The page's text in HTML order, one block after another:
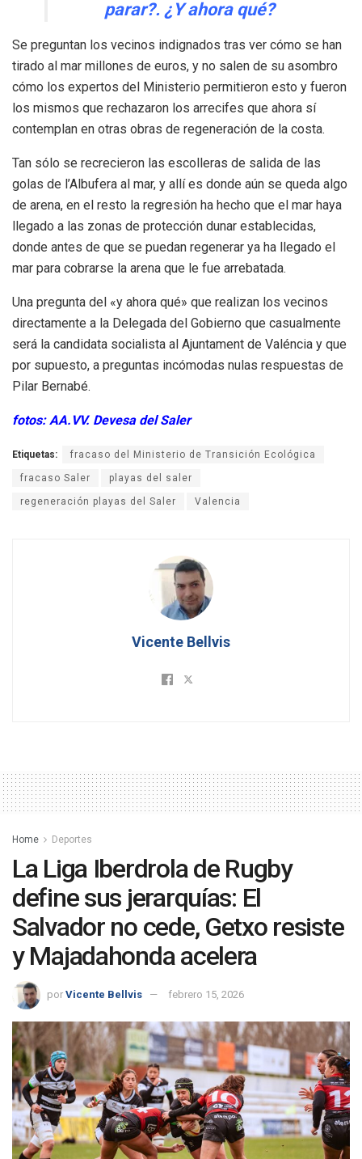
parar?. ¿Y ahora qué?
Se preguntan los vecinos indignados tras ver cómo se han
tirado al mar millones de euros, y no salen de su asombro
cómo los expertos del Ministerio permitieron esto y fueron
los mismos que rechazaron los arrecifes que ahora sí
contemplan en otras obras de regeneración de la costa.
Tan sólo se recrecieron las escolleras de salida de las
golas de l’Albufera al mar, y allí es donde aún se queda algo
de arena, en el resto la regresión ha hecho que el mar haya
llegado a las zonas de protección dunar establecidas,
donde antes de que se puedan regenerar ya ha llegado el
mar para cobrarse la arena que le fue arrebatada.
Una pregunta del «y ahora qué» que realizan los vecinos
directamente a la Delegada del Gobierno que casualmente
será la candidata socialista al Ajuntament de Valéncia y que
por supuesto, a preguntas incómodas nulas respuestas de
Pilar Bernabé.
fotos: AA.VV. Devesa del Saler
Etiquetas: fracaso del Ministerio de Transición Ecológica
fracaso Saler playas del saler
regeneración playas del Saler Valencia
Vicente Bellvis
Home Deportes
La Liga Iberdrola de Rugby
define sus jerarquías: El
Salvador no cede, Getxo resiste
y Majadahonda acelera
por Vicente Bellvis febrero 15, 2026